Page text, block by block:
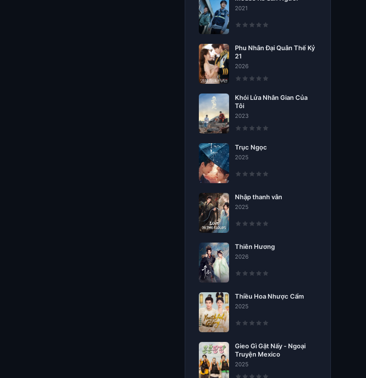
2021
Phu Nhân Đại Quân Thế Kỷ
21
2026
Khói Lửa Nhân Gian Của
Tôi
2023
Trục Ngọc
2025
Nhập thanh vân
2025
Thiên Hương
2026
Thiều Hoa Nhược Cẩm
2025
Gieo Gì Gặt Nấy - Ngoại
Truyện Mexico
2025